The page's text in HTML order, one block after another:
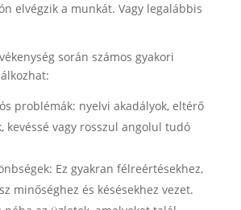
elvégzik a munkát. Vagy legalábbis
során számos gyakori
problémák: nyelvi akadályok, eltérő
kevéssé vagy rosszul angolul tudó
Ez gyakran félreértésekhez,
minőséghez és késésekhez vezet.